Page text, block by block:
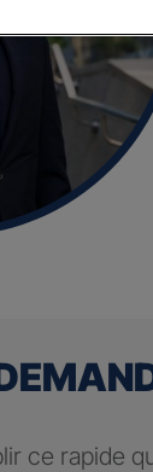
ce rapide